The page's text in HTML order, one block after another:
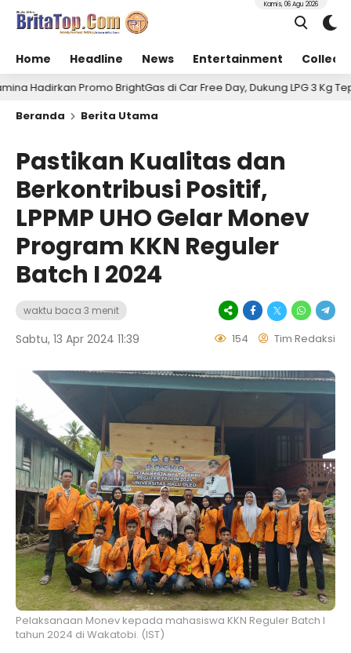
Home Headline News Entertainment
Kamis, 06 Agu 2026
BrightGas di Car Free Day, Dukung LPG 3 Kg Tepat Sasaran
Beranda
Berita Utama
Pastikan Kualitas dan
Berkontribusi Positif,
LPPMP UHO Gelar Monev
Program KKN Reguler
Batch I 2024
waktu baca 3 menit
Sabtu, 13 Apr 2024 11:39 154 Tim Redaksi
Pelaksanaan Monev kepada mahasiswa KKN Reguler Batch I
tahun 2024 di Wakatobi. (IST)